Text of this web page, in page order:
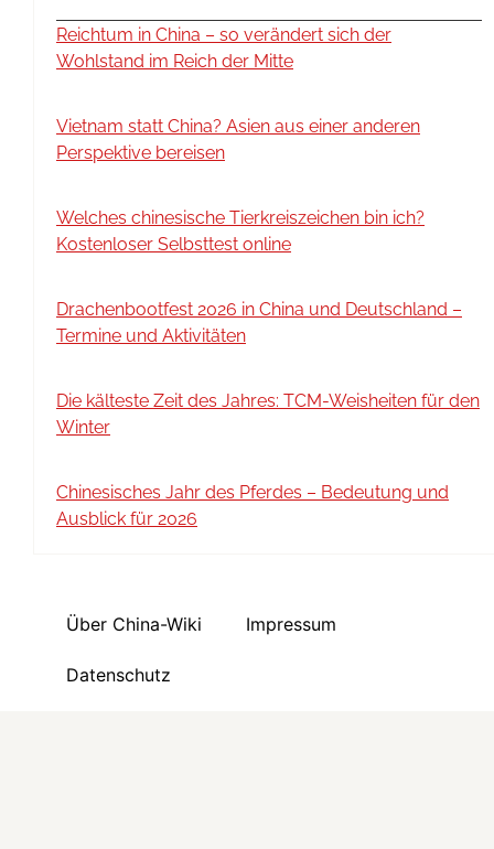
Reichtum in China – so verändert sich der
Wohlstand im Reich der Mitte
Vietnam statt China? Asien aus einer anderen
Perspektive bereisen
Welches chinesische Tierkreiszeichen bin ich?
Kostenloser Selbsttest online
Drachenbootfest 2026 in China und Deutschland –
Termine und Aktivitäten
Die kälteste Zeit des Jahres: TCM-Weisheiten für den
Winter
Chinesisches Jahr des Pferdes – Bedeutung und
Ausblick für 2026
Über China-Wiki Impressum
Datenschutz